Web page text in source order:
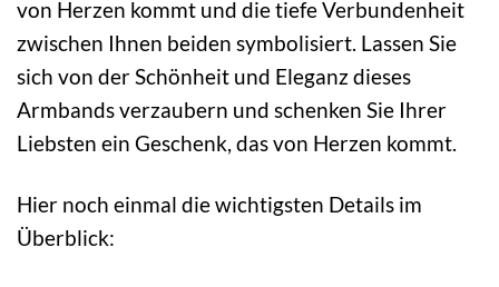
von Herzen kommt und die tiefe Verbundenheit
zwischen Ihnen beiden symbolisiert. Lassen Sie
sich von der Schönheit und Eleganz dieses
Armbands verzaubern und schenken Sie Ihrer
Liebsten ein Geschenk, das von Herzen kommt.
Hier noch einmal die wichtigsten Details im
Überblick: